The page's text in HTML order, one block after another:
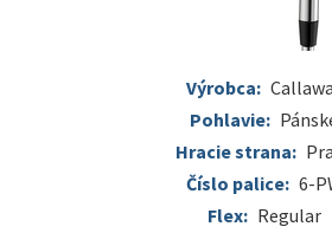
Výrobca:
Pohlavie:
Hracie strana:
Číslo palice: 6-
Flex: Regular